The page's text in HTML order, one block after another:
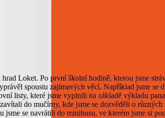
Loket. Po první školní hodině, kterou jsme
spoustu zajímavých věcí. Například jsme
listy, které jsme vyplnili na základě výkladu
do mučírny, kde jsme se dozvěděli o
se navrátili do minibusu, ve kterém jsme si